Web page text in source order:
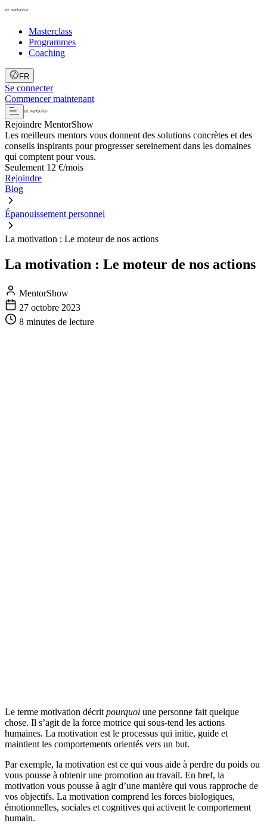
Masterclass
Programmes
Coaching
FR
Se connecter
Commencer maintenant
Rejoindre MentorShow
Les meilleurs mentors vous donnent des solutions concrètes et des
conseils inspirants pour progresser sereinement dans les domaines
qui comptent pour vous.
Seulement 12 €/mois
Rejoindre
Blog
Épanouissement personnel
La motivation : Le moteur de nos actions
La motivation : Le moteur de nos actions
MentorShow
27 octobre 2023
8 minutes de lecture
Le terme motivation décrit pourquoi une personne fait quelque
chose. Il s’agit de la force motrice qui sous-tend les actions
humaines. La motivation est le processus qui initie, guide et
maintient les comportements orientés vers un but.
Par exemple, la motivation est ce qui vous aide à perdre du poids ou
vous pousse à obtenir une promotion au travail. En bref, la
motivation vous pousse à agir d’une manière qui vous rapproche de
vos objectifs. La motivation comprend les forces biologiques,
émotionnelles, sociales et cognitives qui activent le comportement
humain.